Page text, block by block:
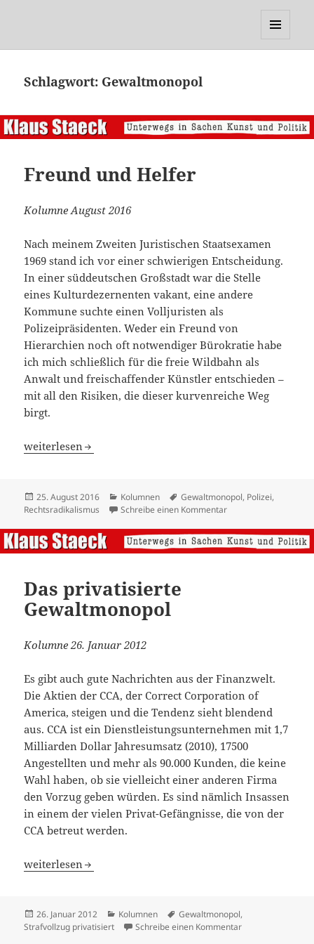
Schlagwort: Gewaltmonopol
Freund und Helfer
Kolumne August 2016
Nach meinem Zweiten Juristischen Staatsexamen
1969 stand ich vor einer schwierigen Entscheidung.
In einer süddeutschen Großstadt war die Stelle
eines Kulturdezernenten vakant, eine andere
Kommune suchte einen Volljuristen als
Polizeipräsidenten. Weder ein Freund von
Hierarchien noch oft notwendiger Bürokratie habe
ich mich schließlich für die freie Wildbahn als
Anwalt und freischaffender Künstler entschieden –
mit all den Risiken, die dieser kurvenreiche Weg
birgt.
Freund und Helfer
weiterlesen
Veröffentlicht
am
25. August 2016 Kategorien
Kolumnen Schlagwörter
Gewaltmonopol, Polizei,
Rechtsradikalismus
Schreibe einen Kommentarzu Freund und Helfer
Das privatisierte
Gewaltmonopol
Kolumne 26. Januar 2012
Es gibt auch gute Nachrichten aus der Finanzwelt.
Die Aktien der CCA, der Correct Corporation of
America, steigen und die Tendenz sieht blendend
aus. CCA ist ein Dienstleistungsunternehmen mit 1,7
Milliarden Dollar Jahresumsatz (2010), 17500
Angestellten und mehr als 90.000 Kunden, die keine
Wahl haben, ob sie vielleicht einer anderen Firma
den Vorzug geben würden. Es sind nämlich Insassen
in einem der vielen Privat-Gefängnisse, die von der
CCA betreut werden.
Das privatisierte Gewaltmonopol
weiterlesen
Veröffentlicht
am
26. Januar 2012 Kategorien
Kolumnen Schlagwörter
Gewaltmonopol,
Strafvollzug privatisiert
Schreibe einen Kommentarzu Das